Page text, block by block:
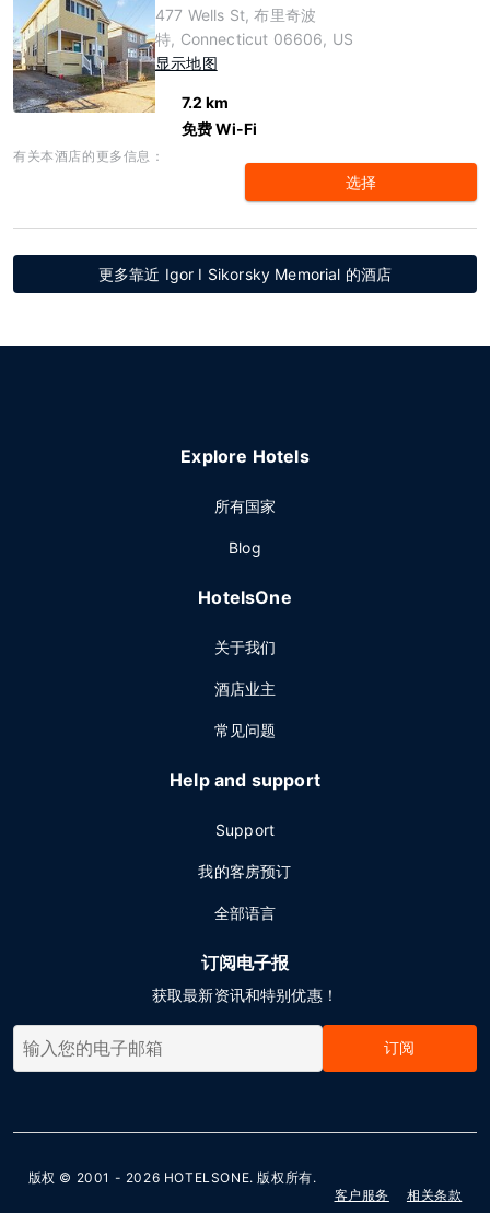
477 Wells St, 布里奇波
特, Connecticut 06606, US
显示地图
7.2 km
免费 Wi-Fi
有关本酒店的更多信息：
选择
更多靠近 Igor I Sikorsky Memorial 的酒店
Explore Hotels
所有国家
Blog
HotelsOne
关于我们
酒店业主
常见问题
Help and support
Support
我的客房预订
全部语言
订阅电子报
获取最新资讯和特别优惠！
订阅
版权 © 2001 - 2026 HOTELSONE. 版权所有.
客户服务
相关条款